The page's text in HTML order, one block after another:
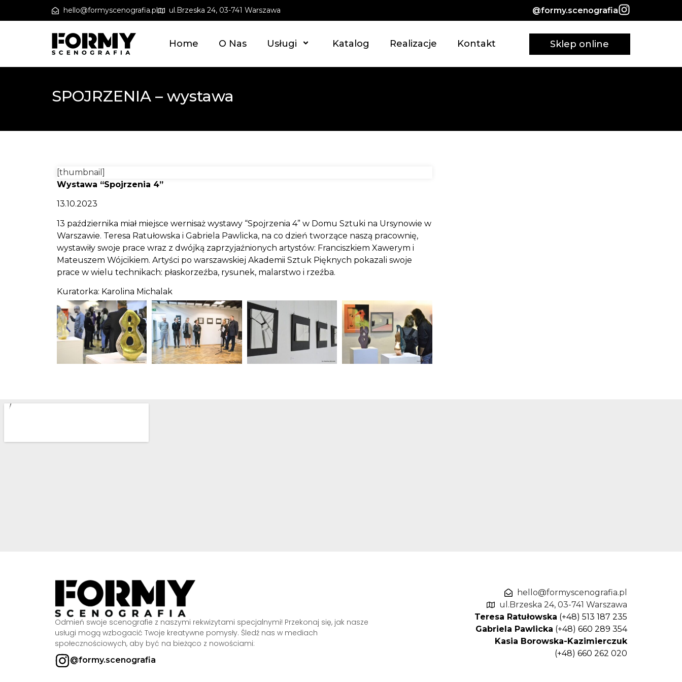
hello@formyscenografia.pl ul.Brzeska 24, 03-741 Warszawa @formy.scenografia
Home O Nas Usługi Katalog Realizacje Kontakt Sklep online
SPOJRZENIA – wystawa
[thumbnail]
Wystawa “Spojrzenia 4”
13.10.2023
13 października miał miejsce wernisaż wystawy “Spojrzenia 4” w Domu Sztuki na Ursynowie w
Warszawie. Teresa Ratułowska i Gabriela Pawlicka, na co dzień tworzące naszą pracownię,
wystawiły swoje prace wraz z dwójką zaprzyjaźnionych artystów: Franciszkiem Xawerym i
Mateuszem Wójcikiem. Artyści po warszawskiej Akademii Sztuk Pięknych pokazali swoje
prace w wielu technikach: płaskorzeźba, rysunek, malarstwo i rzeźba.
Kuratorka: Karolina Michalak
Odmień swoje scenografie z naszymi rekwizytami specjalnymi! Przekonaj się, jak nasze
usługi mogą wzbogacić Twoje kreatywne pomysły. Śledź nas w mediach
społecznościowych, aby być na bieżąco z nowościami:
@formy.scenografia
hello@formyscenografia.pl
ul.Brzeska 24, 03-741 Warszawa
Teresa Ratułowska (+48) 513 187 235
Gabriela Pawlicka (+48) 660 289 354
Kasia Borowska-Kazimierczuk
(+48) 660 262 020